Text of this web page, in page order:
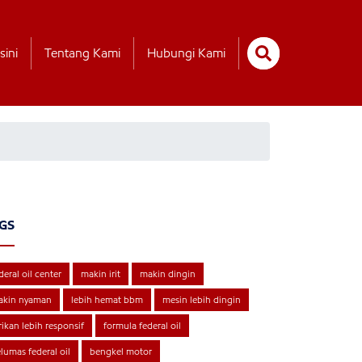
Tentang Kami Hubungi Kami
oil center makin irit makin dingin
nyaman lebih hemat bbm mesin lebih dingin
lebih responsif formula federal oil
federal oil bengkel motor